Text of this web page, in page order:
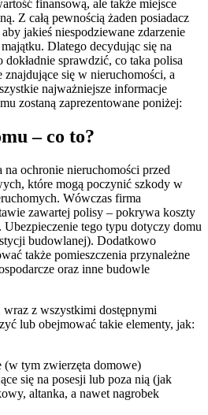
finansową, ale także miejsce
Z całą pewnością żaden posiadacz
jakieś niespodziewane zdarzenie
Dlatego decydując się na
dokładnie sprawdzić, co taka polisa
się w nieruchomości, a
najważniejsze informacje
zostaną zaprezentowane poniżej:
– co to?
ochronie nieruchomości przed
które mogą poczynić szkody w
Wówczas firma
zawartej polisy – pokrywa koszty
Ubezpieczenie tego typu dotyczy domu
budowlanej). Dodatkowo
także pomieszczenia przynależne
oraz inne budowle
wraz z wszystkimi dostępnymi
lub obejmować takie elementy, jak:
(w tym zwierzęta domowe)
się na posesji lub poza nią (jak
altanka, a nawet nagrobek